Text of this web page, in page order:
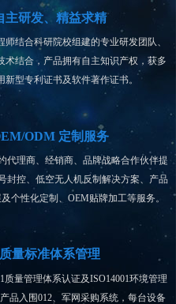
ODM 定制服务
主研发、精益求精
代理商、经销商、品牌战略合作伙伴提
封控、低空无人机反制解决方案、产品
个性化定制、OEM贴牌加工等服务。
质量管理体系认证及ISO14001环境管理
品入围012、军网采购系统，每台设备
质量标准体系管理
师结合科研院校组建的专业研发团队、
术结合，产品拥有自主知识产权，获多
新型专利证书及软件著作证书。